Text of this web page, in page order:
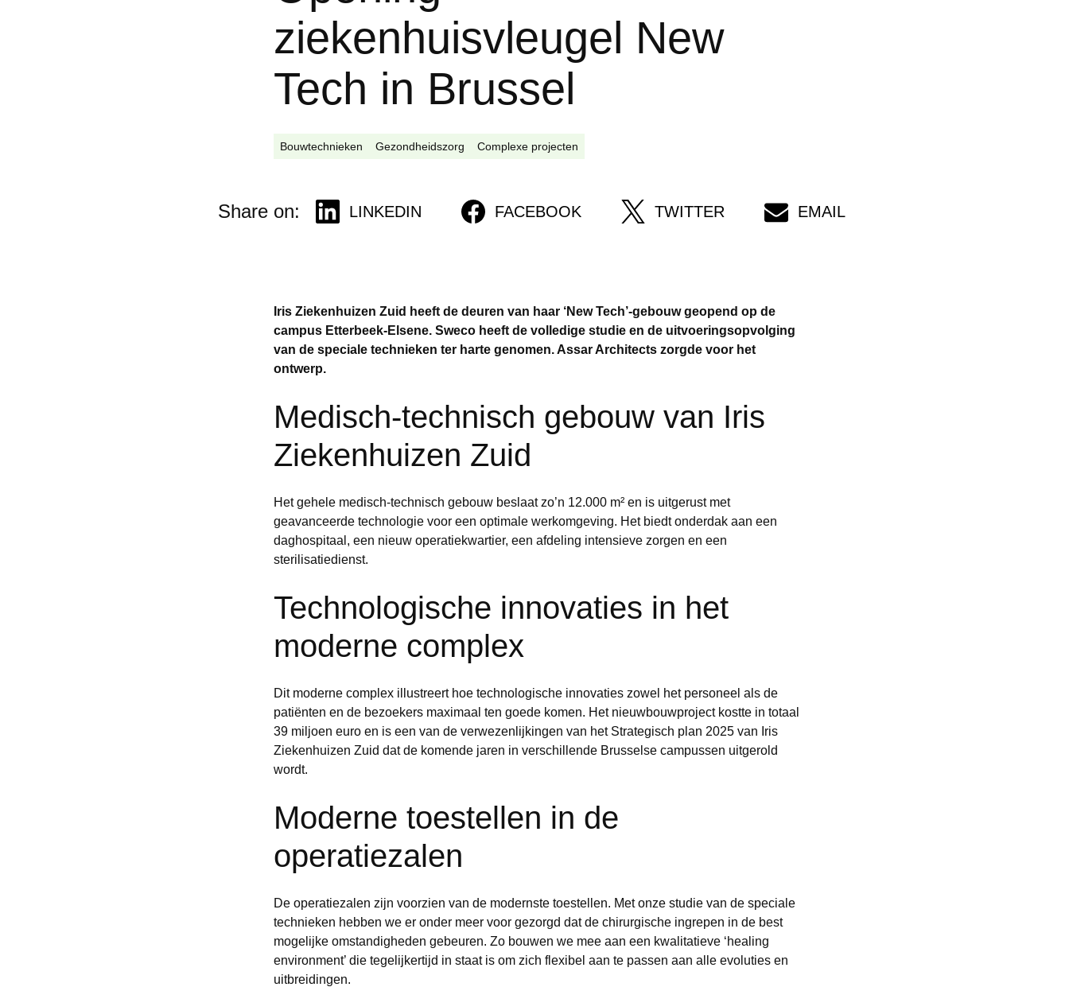
ziekenhuisvleugel New
Tech in Brussel
Bouwtechnieken Gezondheidszorg Complexe projecten
Share on: LINKEDIN FACEBOOK TWITTER EMAIL
Iris Ziekenhuizen Zuid heeft de deuren van haar ‘New Tech’-gebouw geopend op de
campus Etterbeek-Elsene. Sweco heeft de volledige studie en de uitvoeringsopvolging
van de speciale technieken ter harte genomen. Assar Architects zorgde voor het
ontwerp.
Medisch-technisch gebouw van Iris
Ziekenhuizen Zuid
Het gehele medisch-technisch gebouw beslaat zo’n 12.000 m² en is uitgerust met
geavanceerde technologie voor een optimale werkomgeving. Het biedt onderdak aan een
daghospitaal, een nieuw operatiekwartier, een afdeling intensieve zorgen en een
sterilisatiedienst.
Technologische innovaties in het
moderne complex
Dit moderne complex illustreert hoe technologische innovaties zowel het personeel als de
patiënten en de bezoekers maximaal ten goede komen. Het nieuwbouwproject kostte in totaal
39 miljoen euro en is een van de verwezenlijkingen van het Strategisch plan 2025 van Iris
Ziekenhuizen Zuid dat de komende jaren in verschillende Brusselse campussen uitgerold
wordt.
Moderne toestellen in de
operatiezalen
De operatiezalen zijn voorzien van de modernste toestellen. Met onze studie van de speciale
technieken hebben we er onder meer voor gezorgd dat de chirurgische ingrepen in de best
mogelijke omstandigheden gebeuren. Zo bouwen we mee aan een kwalitatieve ‘healing
environment’ die tegelijkertijd in staat is om zich flexibel aan te passen aan alle evoluties en
uitbreidingen.